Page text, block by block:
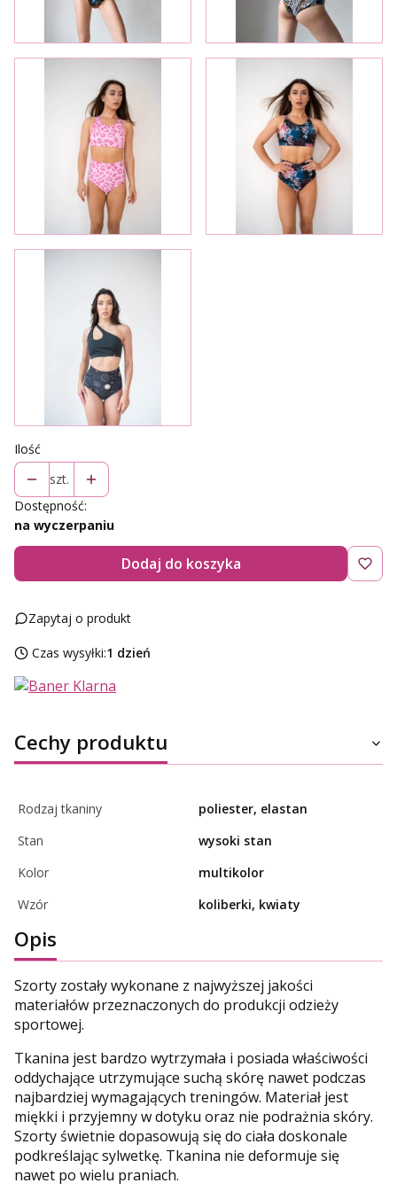
Ilość
szt.
Dostępność:
na wyczerpaniu
Dodaj do koszyka
Zapytaj o produkt
Czas wysyłki:1 dzień
Cechy produktu
Rodzaj tkaniny
poliester, elastan
Stan
wysoki stan
Kolor
multikolor
Wzór
koliberki, kwiaty
Opis
Szorty zostały wykonane z najwyższej jakości
materiałów przeznaczonych do produkcji odzieży
sportowej.
Tkanina jest bardzo wytrzymała i posiada właściwości
oddychające utrzymujące suchą skórę nawet podczas
najbardziej wymagających treningów. Materiał jest
miękki i przyjemny w dotyku oraz nie podrażnia skóry.
Szorty świetnie dopasowują się do ciała doskonale
podkreślając sylwetkę. Tkanina nie deformuje się
nawet po wielu praniach.